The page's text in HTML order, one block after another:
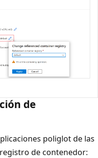
de
poliglot de las
de contenedor: